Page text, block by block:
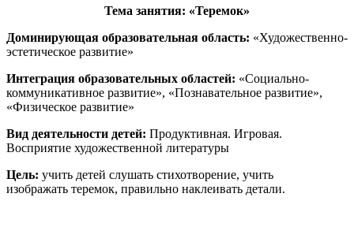
Тема занятия: «Теремок»
Доминирующая образовательная область: «Художественно-
эстетическое развитие»
Интеграция образовательных областей: «Социально-
коммуникативное развитие», «Познавательное развитие»,
«Физическое развитие»
Вид деятельности детей: Продуктивная. Игровая.
Восприятие художественной литературы
Цель: учить детей слушать стихотворение, учить
изображать теремок, правильно наклеивать детали.